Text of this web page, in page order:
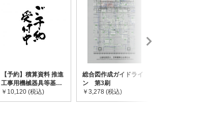
【予約】積算資料 推進
工事用機械器具等基礎
価格表 2026年度版
※2026/8/31発売予定
￥10,120 (税込)
総合図作成ガイドライ
ン 第3刷
￥3,278 (税込)